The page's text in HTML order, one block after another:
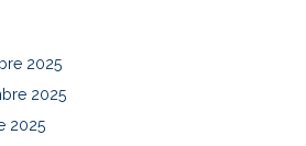
2025
2025
2025